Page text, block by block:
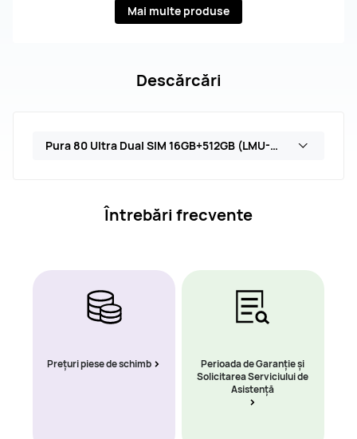
Mai multe produse
Descărcări
Pura 80 Ultra Dual SIM 16GB+512GB (LMU-LX9)
Întrebări frecvente
Prețuri piese de schimb
Perioada de Garanție și
Solicitarea Serviciului de
Asistență